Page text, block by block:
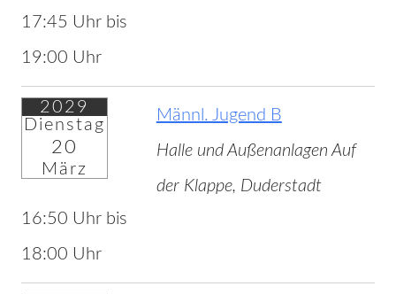
17:45 Uhr bis
19:00 Uhr
2029
Dienstag
20
März
16:50 Uhr bis
18:00 Uhr
Männl. Jugend B
Halle und Außenanlagen Auf
der Klappe, Duderstadt